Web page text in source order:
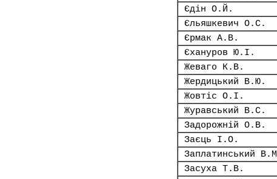
Єдін О.Й.
Єльяшкевич О.С.
Єрмак А.В.
Єхануров Ю.І.
Жеваго К.В.
Жердицький В.Ю.
Жовтіс О.І.
Журавський В.С.
Задорожній О.В.
Заєць І.О.
Заплатинський
Засуха Т.В.